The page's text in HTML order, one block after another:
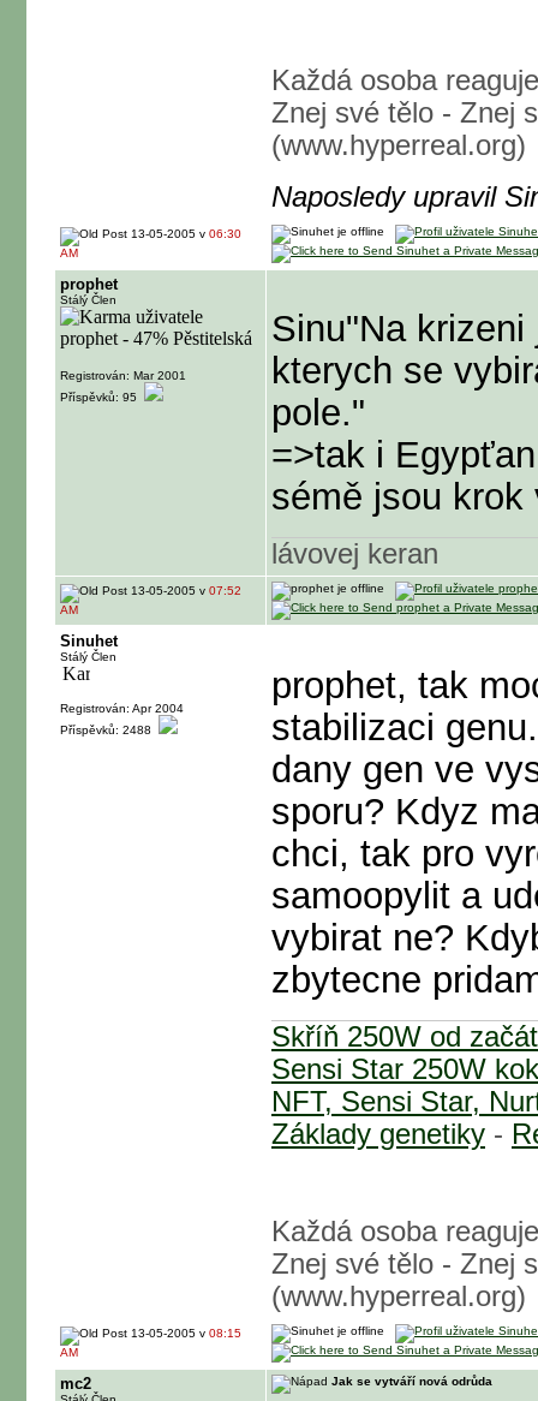
Každá osoba
Znej své tělo - Znej
(www.hyperreal.org)
Naposledy upravil
13-05-2005 v 06:30
AM
prophet
Stálý Člen
Registrován: Mar 2001
Příspěvků: 95
Sinu"Na
kterych se
pole."
=>tak i
sémě jsou krok
lávovej keran
13-05-2005 v 07:52
AM
Sinuhet
Stálý Člen
Registrován: Apr 2004
Příspěvků: 2488
prophet, tak
stabilizaci
dany gen ve
sporu? Kdyz
chci, tak pro
samoopylit a
vybirat ne?
zbytecne
Skříň 250W od
Sensi Star 250W
NFT, Sensi Star,
Základy genetiky -
Každá osoba
Znej své tělo - Znej
(www.hyperreal.org)
13-05-2005 v 08:15
AM
mc2 Jak se vytváří nová odrůda